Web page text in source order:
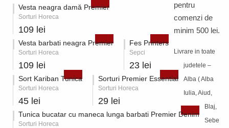
Vesta neagra damă Premier
Sorturi Horeca
109 lei
Vesta barbati neagra Premier
Sorturi Horeca
109 lei
Fes Printers
Sepci
23 lei
Sort Kariban Tunica
Sorturi Horeca
45 lei
Sorturi Premier Essential
Sorturi Horeca
29 lei
Tunica bucatar cu maneca lunga barbati Premier Denim
Sorturi Horeca
pentru
comenzi de
minim 500 lei.
Livrare in toate
judetele –
Alba ( Alba
Iulia, Aiud,
Blaj,
Sebe